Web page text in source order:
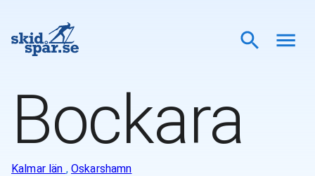
Bockara
Kalmar län , Oskarshamn